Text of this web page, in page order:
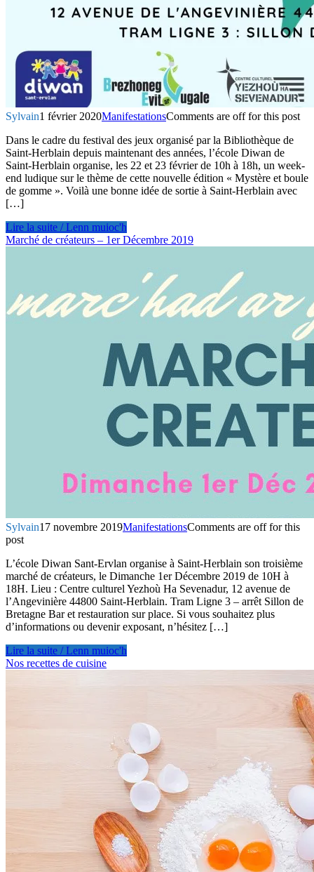
Sylvain1 février 2020ManifestationsComments are off for this post
Dans le cadre du festival des jeux organisé par la Bibliothèque de
Saint-Herblain depuis maintenant des années, l’école Diwan de
Saint-Herblain organise, les 22 et 23 février de 10h à 18h, un week-
end ludique sur le thème de cette nouvelle édition « Mystère et boule
de gomme ». Voilà une bonne idée de sortie à Saint-Herblain avec
[…]
Lire la suite / Lenn muioc'h
Marché de créateurs – 1er Décembre 2019
Sylvain17 novembre 2019ManifestationsComments are off for this
post
L’école Diwan Sant-Ervlan organise à Saint-Herblain son troisième
marché de créateurs, le Dimanche 1er Décembre 2019 de 10H à
18H. Lieu : Centre culturel Yezhoù Ha Sevenadur, 12 avenue de
l’Angevinière 44800 Saint-Herblain. Tram Ligne 3 – arrêt Sillon de
Bretagne Bar et restauration sur place. Si vous souhaitez plus
d’informations ou devenir exposant, n’hésitez […]
Lire la suite / Lenn muioc'h
Nos recettes de cuisine